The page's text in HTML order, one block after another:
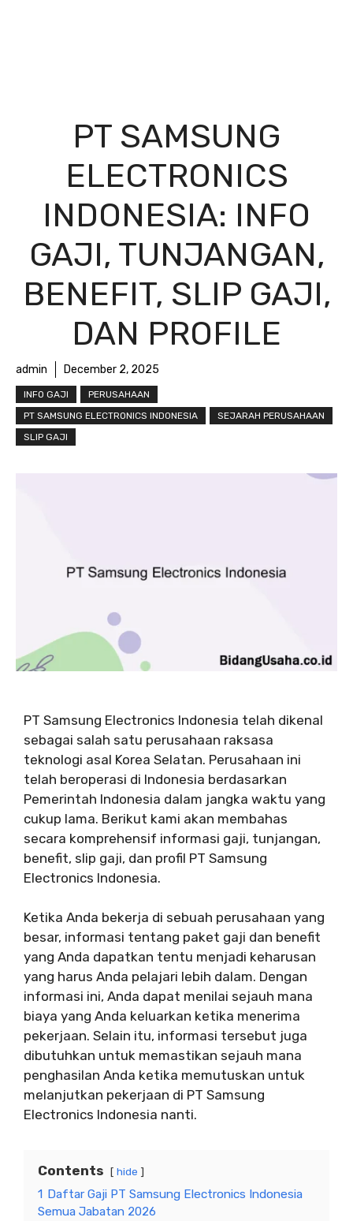
PT SAMSUNG
ELECTRONICS
INDONESIA: INFO
GAJI, TUNJANGAN,
BENEFIT, SLIP GAJI,
DAN PROFILE
admin December 2, 2025
INFO GAJI
PERUSAHAAN
PT SAMSUNG ELECTRONICS INDONESIA
SEJARAH PERUSAHAAN
SLIP GAJI
PT Samsung Electronics Indonesia telah dikenal
sebagai salah satu perusahaan raksasa
teknologi asal Korea Selatan. Perusahaan ini
telah beroperasi di Indonesia berdasarkan
Pemerintah Indonesia dalam jangka waktu yang
cukup lama. Berikut kami akan membahas
secara komprehensif informasi gaji, tunjangan,
benefit, slip gaji, dan profil PT Samsung
Electronics Indonesia.
Ketika Anda bekerja di sebuah perusahaan yang
besar, informasi tentang paket gaji dan benefit
yang Anda dapatkan tentu menjadi keharusan
yang harus Anda pelajari lebih dalam. Dengan
informasi ini, Anda dapat menilai sejauh mana
biaya yang Anda keluarkan ketika menerima
pekerjaan. Selain itu, informasi tersebut juga
dibutuhkan untuk memastikan sejauh mana
penghasilan Anda ketika memutuskan untuk
melanjutkan pekerjaan di PT Samsung
Electronics Indonesia nanti.
Contents hide
1 Daftar Gaji PT Samsung Electronics Indonesia
Semua Jabatan 2026